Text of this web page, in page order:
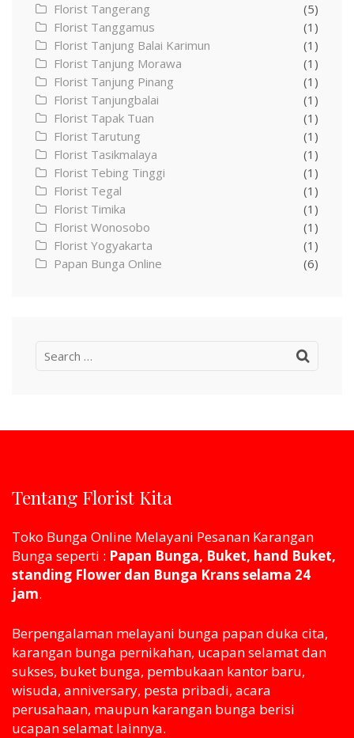
Florist Tangerang
(5)
Florist Tanggamus
(1)
Florist Tanjung Balai Karimun
(1)
Florist Tanjung Morawa
(1)
Florist Tanjung Pinang
(1)
Florist Tanjungbalai
(1)
Florist Tapak Tuan
(1)
Florist Tarutung
(1)
Florist Tasikmalaya
(1)
Florist Tebing Tinggi
(1)
Florist Tegal
(1)
Florist Timika
(1)
Florist Wonosobo
(1)
Florist Yogyakarta
(1)
Papan Bunga Online
(6)
Search
Tentang Florist Kita
Toko Bunga Online Melayani Pesanan Karangan
Bunga seperti : Papan Bunga, Buket, hand Buket,
standing Flower dan Bunga Krans selama 24
jam.
Berpengalaman melayani bunga papan duka cita,
karangan bunga pernikahan, ucapan selamat dan
sukses, buket bunga, pembukaan kantor baru,
wisuda, anniversary, pesta pribadi, acara
perusahaan, maupun karangan bunga berisi
ucapan selamat lainnya.